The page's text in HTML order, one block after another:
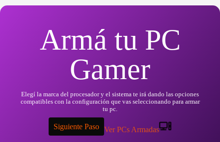
Armá tu PC
Gamer
Elegí la marca del procesador y el sistema te irá dando las opciones
compatibles con la configuración que vas seleccionando para armar
tu pc.
Siguiente Paso Ver PCs Armadas